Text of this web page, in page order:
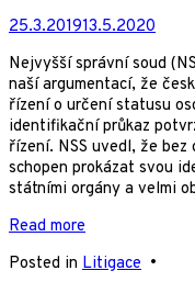
25.3.201913.5.2020
Nejvyšší správní soud
naší argumentací, že
řízení o určení statusu
identifikační průkaz
řízení. NSS uvedl, že
schopen prokázat svou
státními orgány a velmi
Read more
Posted in Litigace •